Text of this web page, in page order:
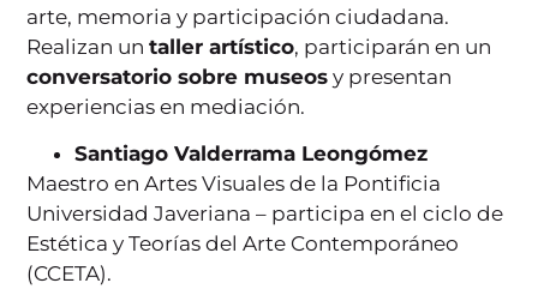
arte, memoria y participación ciudadana.
Realizan untaller artístico, participarán en un
conversatorio sobre museos y presentan
experiencias en mediación.
Santiago Valderrama Leongómez
Maestro en Artes Visuales de la Pontificia
Universidad Javeriana – participa en el ciclo de
Estética y Teorías del Arte Contemporáneo
(CCETA).